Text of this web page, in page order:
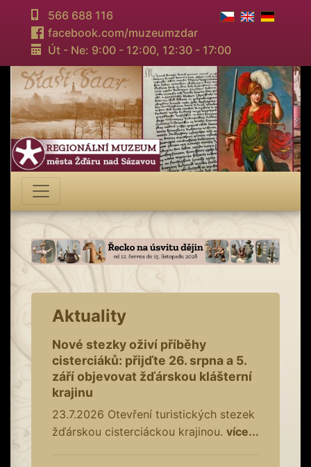
566 688 116
facebook.com/muzeumzdar
Út - Ne: 9:00 - 12:00, 12:30 - 17:00
Aktuality
Nové stezky oživí příběhy
cisterciáků: přijďte 26. srpna a 5.
září objevovat žďárskou klášterní
krajinu
23.7.2026 Otevření turistických stezek
žďárskou cisterciáckou krajinou. více...